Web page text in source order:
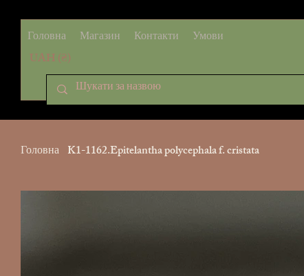
UAH (₴)
Головна Магазин Контакти Умови
Головна K1-1162.Epitelantha polycephala f. cristata